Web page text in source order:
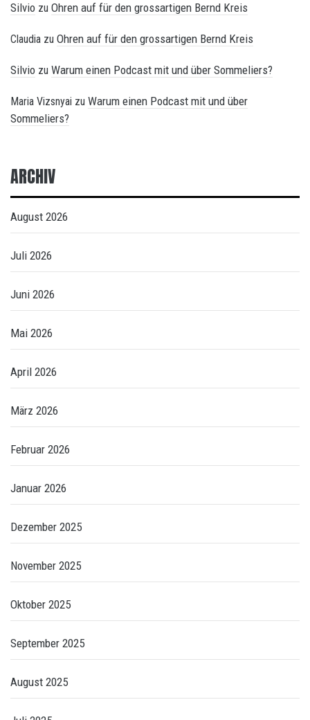
Silvio zu Ohren auf für den grossartigen Bernd Kreis
Claudia zu Ohren auf für den grossartigen Bernd Kreis
Silvio zu Warum einen Podcast mit und über Sommeliers?
Maria Vizsnyai zu Warum einen Podcast mit und über
Sommeliers?
ARCHIV
August 2026
Juli 2026
Juni 2026
Mai 2026
April 2026
März 2026
Februar 2026
Januar 2026
Dezember 2025
November 2025
Oktober 2025
September 2025
August 2025